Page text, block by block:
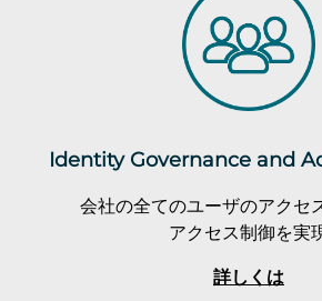
Identity Governance and
会社の全てのユーザのアクセ
アクセス制御を実
詳しくは